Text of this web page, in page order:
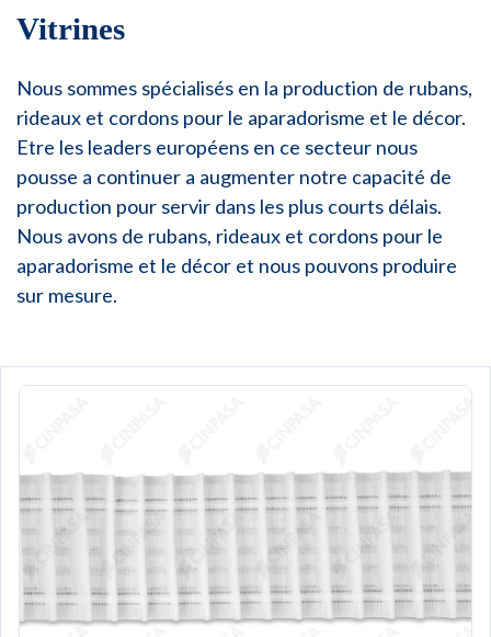
Vitrines
Nous sommes spécialisés en la production de rubans,
rideaux et cordons pour le aparadorisme et le décor.
Etre les leaders européens en ce secteur nous
pousse a continuer a augmenter notre capacité de
production pour servir dans les plus courts délais.
Nous avons de rubans, rideaux et cordons pour le
aparadorisme et le décor et nous pouvons produire
sur mesure.